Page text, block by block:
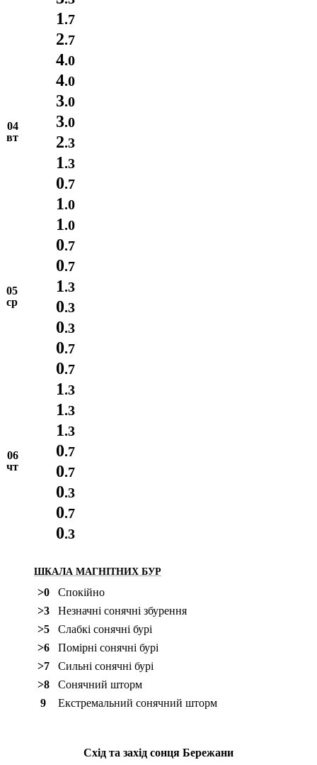
1.7
2.7
04
вт
4.0
4.0
3.0
3.0
2.3
1.3
0.7
1.0
05
ср
1.0
0.7
0.7
1.3
0.3
0.3
0.7
0.7
06
чт
1.3
1.3
1.3
0.7
0.7
0.3
0.7
0.3
ШКАЛА МАГНІТНИХ БУР
>0
Спокійно
>3
Незначні сонячні збурення
>5
Слабкі сонячні бурі
>6
Помірні сонячні бурі
>7
Сильні сонячні бурі
>8
Сонячний шторм
9
Екстремальний сонячний шторм
Схід та захід сонця Бережани